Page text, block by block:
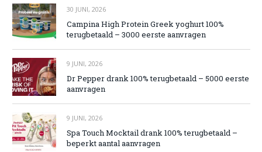
30 JUNI, 2026
Campina High Protein Greek yoghurt 100%
terugbetaald – 3000 eerste aanvragen
9 JUNI, 2026
Dr Pepper drank 100% terugbetaald – 5000 eerste
aanvragen
9 JUNI, 2026
Spa Touch Mocktail drank 100% terugbetaald –
beperkt aantal aanvragen